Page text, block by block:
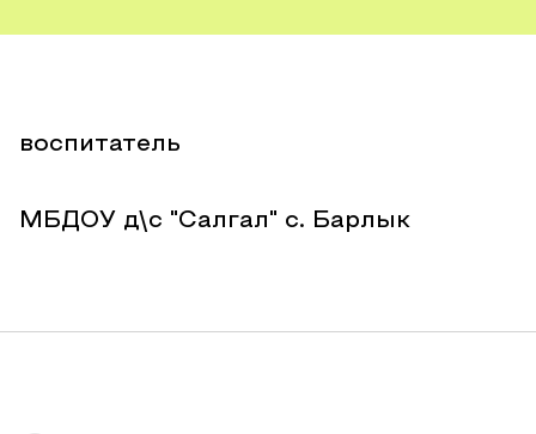
воспитатель
МБДОУ д\с "Салгал" с. Барлык